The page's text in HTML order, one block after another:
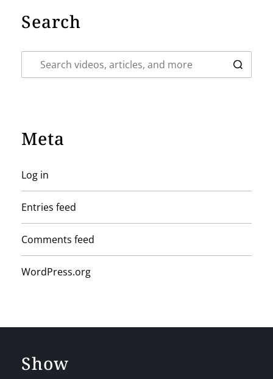
Search
Meta
Log in
Entries feed
Comments feed
WordPress.org
Show